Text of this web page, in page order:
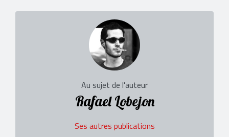
Au sujet de l'auteur
Rafael Lobejon
Ses autres publications